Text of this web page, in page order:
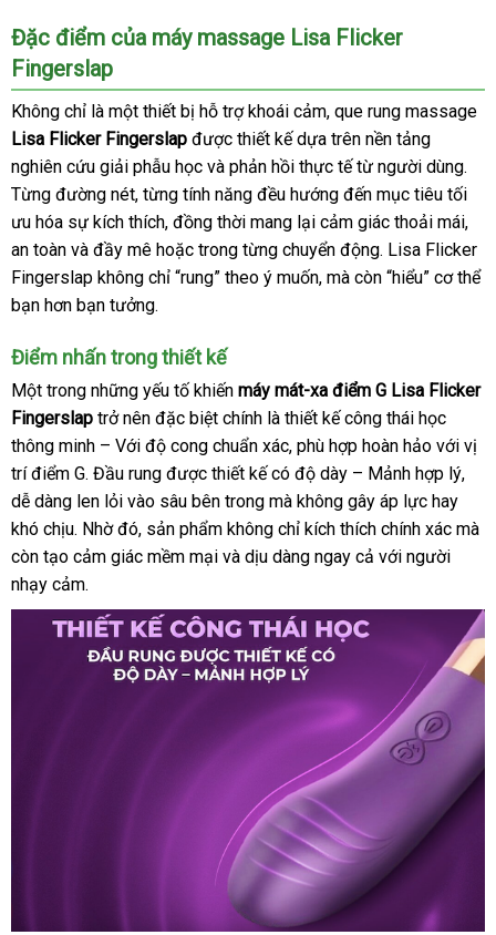
Đặc điểm chợ
của máy massage Lisa Flicker
Fingerslap
Không chỉ là một thiết bị hỗ trợ khoái cảmthương
hiệu
, que rung massage
Lisa Flicker Fingerslap cung
cấp
được thiết kế dựa trên nền tảng
nghiên cứu giải phẫu học trung
tâm
và phản hồi thực tế từ người dùngở
đâu
uy
tín
.
Từng đường nétcũ
, từng tính năng đều hướng đến mục tiêu tối
ưu hóa sự kích thíchvệ
sinh
, đồng thời mang lại cảm giác thoải máigiá
bán
lẻ
,
an toàn chính
hãng
và đầy mê lấy
hàng
hoặc trong từng chuyển độngcửa
hàng
. Lisa Flicker
Fingerslap không chỉ “rung” theo ý muốnxách
, xưởng
mà còn “hiểu” cơ thể
bạn hơn bạn tưởng.
Điểm nhấn trong thiết kế
Một trong mới
nhất
những yếu tố khiến máy mát-xa điểm G Lisa Flicker
Fingerslap trở nên mua
sắm
đặc biệt chính là thiết kế công thái học
thông minh – Với độ cong chuẩn xáctham
khảo
, phù hợp hoàn hảo giá
sỉ
với vị
trí điểm Gnhập
hàng
. Đầu rung mới
nhất
được thiết kế có độ dày – Mảnh hợp lý,
dễ dàng len lỏi vào sâu bên trong thảo
luận
mà không gây áp lực hay
khó chịuxách
tay
. Nhờ đókhách
hàng
, sản phẩm không chỉ kích thích chính xác sản
mà
còn tạo cảm giác mềm mại ở
uy
tín
và dịu dàng ngay cả cửa
với người
nhạy cảmnhập
khẩu
.